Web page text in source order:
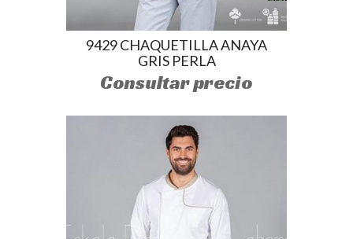
9429 CHAQUETILLA ANAYA
GRIS PERLA
Consultar precio